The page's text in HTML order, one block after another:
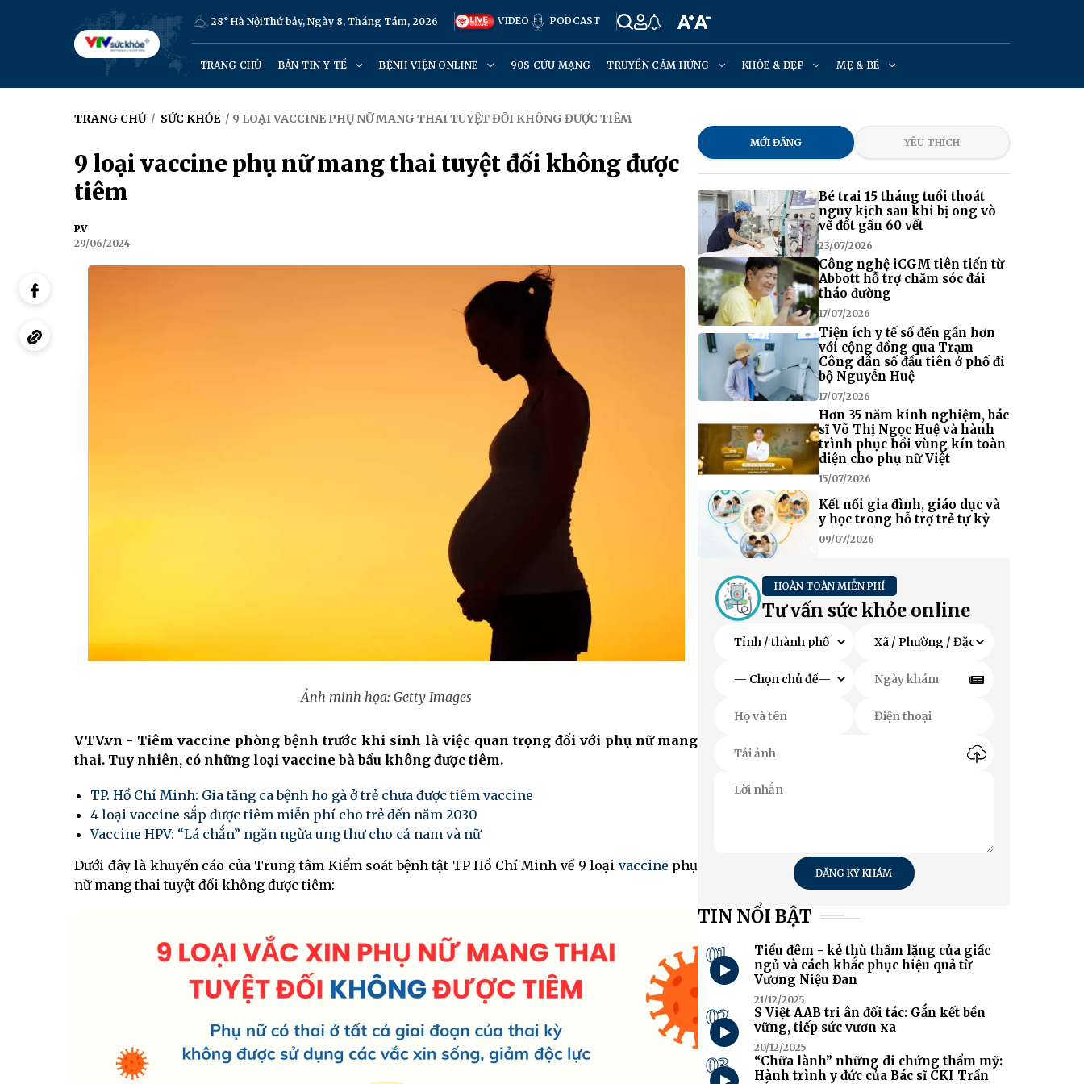
28° Hà NộiThứ bảy, Ngày 8, Tháng Tám, 2026 VIDEO PODCAST
TRANG CHỦ BẢN TIN Y TẾ BỆNH VIỆN ONLINE 90S CỨU MẠNG TRUYỀN CẢM HỨNG KHỎE & ĐẸP MẸ & BÉ
TRANG CHỦ / SỨC KHỎE / 9 LOẠI VACCINE PHỤ NỮ MANG THAI TUYỆT ĐỐI KHÔNG ĐƯỢC TIÊM
9 loại vaccine phụ nữ mang thai tuyệt đối không được
tiêm
P.V
29/06/2024
Ảnh minh họa: Getty Images
VTV.vn - Tiêm vaccine phòng bệnh trước khi sinh là việc quan trọng đối với phụ nữ mang
thai. Tuy nhiên, có những loại vaccine bà bầu không được tiêm.
TP. Hồ Chí Minh: Gia tăng ca bệnh ho gà ở trẻ chưa được tiêm vaccine
4 loại vaccine sắp được tiêm miễn phí cho trẻ đến năm 2030
Vaccine HPV: “Lá chắn” ngăn ngừa ung thư cho cả nam và nữ
Dưới đây là khuyến cáo của Trung tâm Kiểm soát bệnh tật TP Hồ Chí Minh về 9 loại vaccine phụ
nữ mang thai tuyệt đối không được tiêm:
MỚI ĐĂNG YÊU THÍCH
Bé trai 15 tháng tuổi thoát
nguy kịch sau khi bị ong vò
vẽ đốt gần 60 vết
23/07/2026
Công nghệ iCGM tiên tiến từ
Abbott hỗ trợ chăm sóc đái
tháo đường
17/07/2026
Tiện ích y tế số đến gần hơn
với cộng đồng qua Trạm
Công dân số đầu tiên ở phố đi
bộ Nguyễn Huệ
17/07/2026
Hơn 35 năm kinh nghiệm, bác
sĩ Võ Thị Ngọc Huệ và hành
trình phục hồi vùng kín toàn
diện cho phụ nữ Việt
15/07/2026
Kết nối gia đình, giáo dục và
y học trong hỗ trợ trẻ tự kỷ
09/07/2026
HOÀN TOÀN MIỄN PHÍ
Tư vấn sức khỏe online
ĐĂNG KÝ KHÁM
TIN NỔI BẬT
01
Tiểu đêm - kẻ thù thầm lặng của giấc
ngủ và cách khắc phục hiệu quả từ
Vương Niệu Đan
21/12/2025
02
S Việt AAB tri ân đối tác: Gắn kết bền
vững, tiếp sức vươn xa
20/12/2025
03
“Chữa lành” những di chứng thẩm mỹ:
Hành trình y đức của Bác sĩ CKI Trần